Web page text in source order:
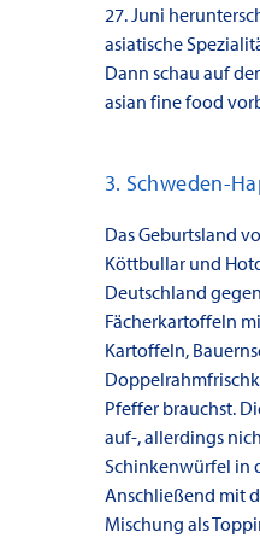
27. Juni
asiatische
Dann schau auf
asian fine food
3. Schweden-
Das Geburtsland
Köttbullar und
Deutschland
Fächerkartoffeln
Kartoffeln,
Pfeffer brauchst.
auf-, allerdings
Schinkenwürfel in
Anschließend mit
Mischung als